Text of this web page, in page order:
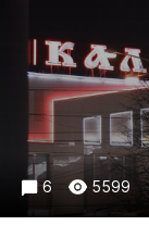
Погода
Спорт
6 5599